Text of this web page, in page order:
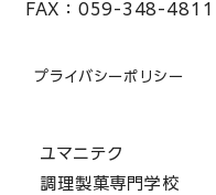
FAX： 059-348-4811
プライバシーポリシー
ユマニテク
調理製菓専門学校